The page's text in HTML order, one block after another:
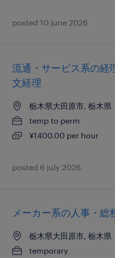
posted 10 june 2026
流通・サービス系の経
文経理
栃木県大田原市, 栃木県
temp to perm
¥1400.00 per hour
posted 6 july 2026
メーカー系の人事・総
栃木県大田原市, 栃木県
temporary